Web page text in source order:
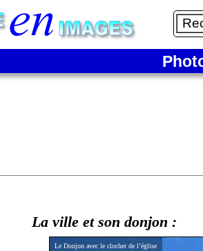
La ville et son donjon :
Le Donjon avec le clocher de l’église